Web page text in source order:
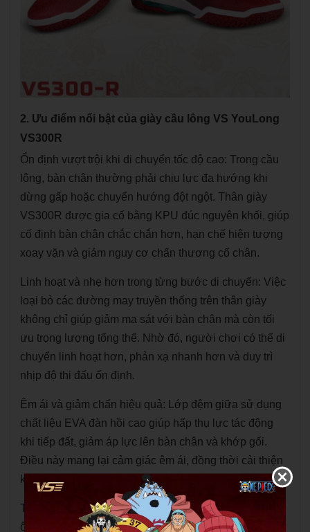
2. Ưu điểm nổi bật của giày cầu lông VS YouLong
VS300R
Ổn định vượt trội khi di chuyển tốc độ cao: Trong cầu
lông, bàn chân thường phải chịu lực đa hướng khi
dừng gấp hoặc chuyển hướng đột ngột. Thân giày
VS300R được gia cố bằng KPU đúc nguyên khối, giúp
cố định bàn chân chắc chắn hơn, hạn chế hiện tượng
xoay vặn và giảm nguy cơ chấn thương cổ chân.
Linh hoạt và nhẹ hơn trong từng bước di chuyển: Việc
loại bỏ các đường may truyền thống trên thân giày
không chỉ giúp giảm ma sát với bàn chân mà còn tối
ưu trọng lượng tổng thể. Nhờ đó, người chơi có thể di
chuyển linh hoạt hơn, phản xạ nhanh hơn và duy trì
nhịp độ thi đấu ổn định.
Êm ái và giảm chấn hiệu quả: Lớp đệm giữa sử dụng
chất liệu EVA đàn hồi cao giúp hấp thụ lực tác động
khi tiếp đất, giảm áp lực lên bàn chân và khớp gối.
Điều này mang lại cảm giác êm ái, đồng thời cải thiện
khả năng phản hồi khi di chuyển ngang hoặc bật nhảy.
Thoải mái khi sử dụng lâu dài: Gót giày được thiết kế
ôm sát theo cấu trúc sinh học, hạn chế trượt gót trong